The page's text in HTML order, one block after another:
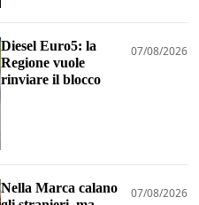
Diesel Euro5: la
Regione vuole
rinviare il blocco
07/08/2026
Nella Marca calano
07/08/2026